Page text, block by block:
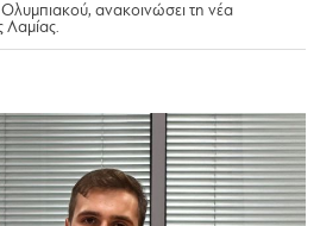
ανακοινώσει τη νέα
Λαμίας.